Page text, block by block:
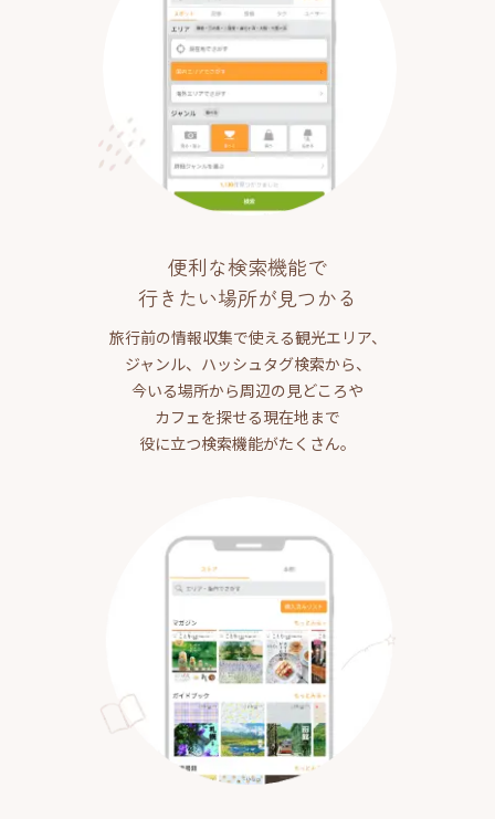
便利な検索機能で
行きたい場所が見つかる
旅行前の情報収集で使える観光エリア、
ジャンル、ハッシュタグ検索から、
今いる場所から周辺の見どころや
カフェを探せる現在地まで
役に立つ検索機能がたくさん。